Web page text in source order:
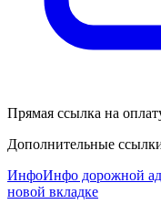
Прямая ссылка на
Дополнительные
ИнфоИнфо дорожной
новой вкладке